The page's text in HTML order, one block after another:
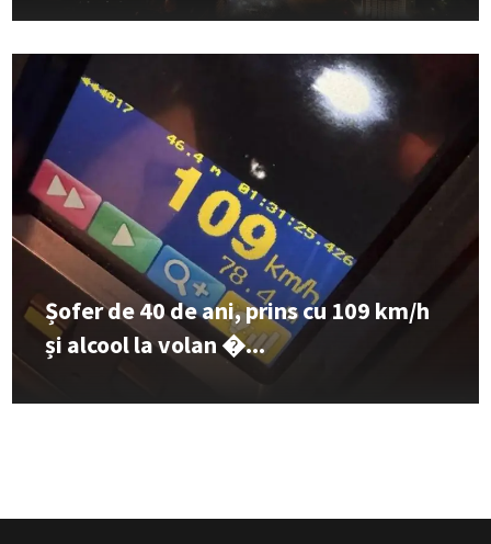
Șofer de 40 de ani, prins cu 109 km/h
și alcool la volan �...